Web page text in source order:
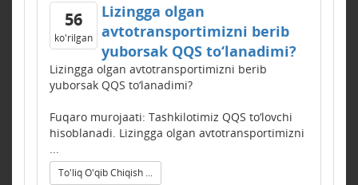
56
ko'rilgan
Lizingga olgan
avtotransportimizni berib
yuborsak QQS to‘lanadimi?
Lizingga olgan avtotransportimizni berib
yuborsak QQS to‘lanadimi?
Fuqaro murojaati: Tashkilotimiz QQS to‘lovchi
hisoblanadi. Lizingga olgan avtotransportimizni
To'liq O'qib Chiqish ...